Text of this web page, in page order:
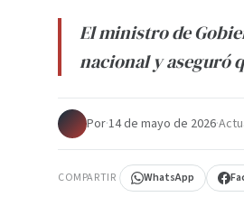
El ministro de
nacional y aseguró
Por·14 de mayo de 2026·
COMPARTIR WhatsApp